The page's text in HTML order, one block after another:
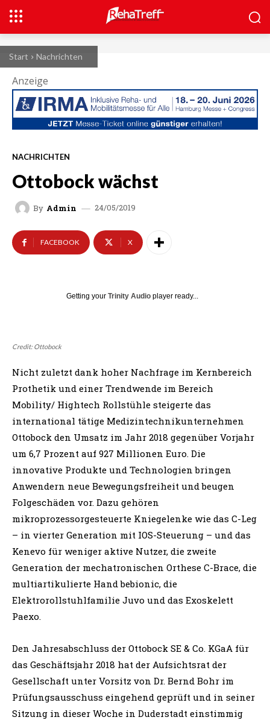
Start Nachrichten
Anzeige
NACHRICHTEN
Ottobock wächst
By Admin 24/05/2019
FACEBOOK X
Getting your Trinity Audio player ready...
Credit: Ottobock
Nicht zuletzt dank hoher Nachfrage im Kernbereich
Prothetik und einer Trendwende im Bereich
Mobility/ Hightech Rollstühle steigerte das
international tätige Medizintechnikunternehmen
Ottobock den Umsatz im Jahr 2018 gegenüber Vorjahr
um 6,7 Prozent auf 927 Millionen Euro. Die
innovative Produkte und Technologien bringen
Anwendern neue Bewegungsfreiheit und beugen
Folgeschäden vor. Dazu gehören
mikroprozessorgesteuerte Kniegelenke wie das C-Leg
– in vierter Generation mit IOS-Steuerung – und das
Kenevo für weniger aktive Nutzer, die zweite
Generation der mechatronischen Orthese C-Brace, die
multiartikulierte Hand bebionic, die
Elektrorollstuhlfamilie Juvo und das Exoskelett
Paexo.
Den Jahresabschluss der Ottobock SE & Co. KGaA für
das Geschäftsjahr 2018 hat der Aufsichtsrat der
Gesellschaft unter Vorsitz von Dr. Bernd Bohr im
Prüfungsausschuss eingehend geprüft und in seiner
Sitzung in dieser Woche in Duderstadt einstimmig